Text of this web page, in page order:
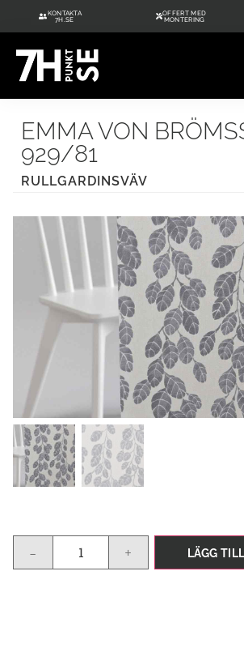
KONTAKTA
7H.SE
OFFERT MED
MONTERING
EMMA VON
929/81
RULLGARDINSVÄV
- + LÄGG